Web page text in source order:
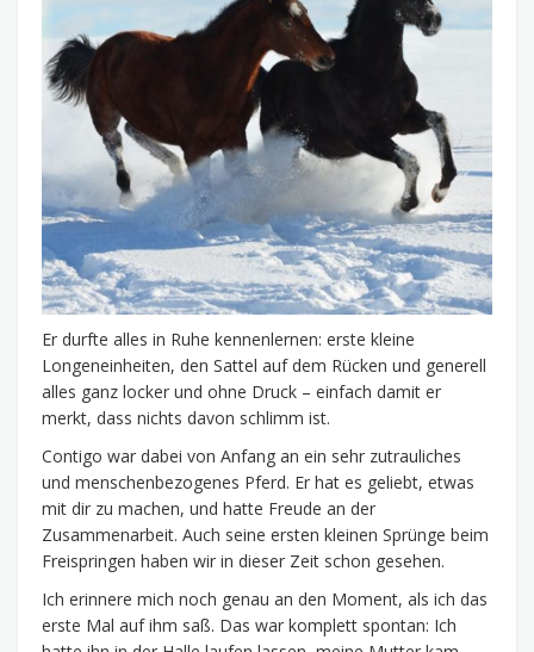
Er durfte alles in Ruhe kennenlernen: erste kleine
Longeneinheiten, den Sattel auf dem Rücken und generell
alles ganz locker und ohne Druck – einfach damit er
merkt, dass nichts davon schlimm ist.
Contigo war dabei von Anfang an ein sehr zutrauliches
und menschenbezogenes Pferd. Er hat es geliebt, etwas
mit dir zu machen, und hatte Freude an der
Zusammenarbeit. Auch seine ersten kleinen Sprünge beim
Freispringen haben wir in dieser Zeit schon gesehen.
Ich erinnere mich noch genau an den Moment, als ich das
erste Mal auf ihm saß. Das war komplett spontan: Ich